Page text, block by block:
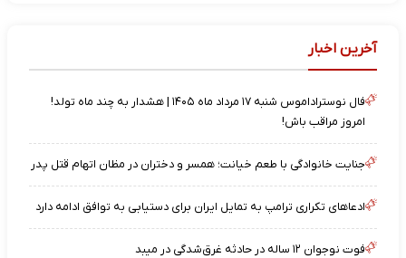
آخرین اخبار
فال نوستراداموس شنبه ۱۷ مرداد ماه ۱۴۰۵ | هشدار به چند ماه تولد!
امروز مراقب باش!
جنایت خانوادگی با طعم خیانت؛ همسر و دختران در مظان اتهام قتل پدر
ادعاهای تکراری ترامپ به تمایل ایران برای دستیابی به توافق ادامه دارد
فوت نوجوان ۱۲ ساله در حادثه غرق‌شدگی در میبد